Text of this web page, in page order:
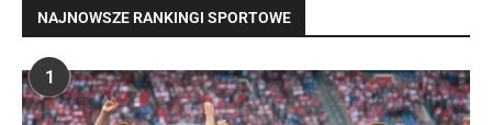
NAJNOWSZE RANKINGI SPORTOWE
1